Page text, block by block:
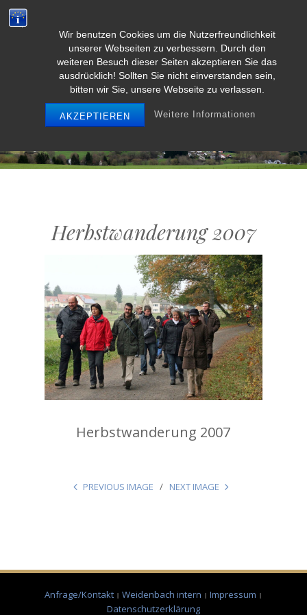
Wir benutzen Cookies um die Nutzerfreundlichkeit
unserer Webseiten zu verbessern. Durch den
weiteren Besuch dieser Seiten akzeptieren Sie das
ausdrücklich! Sollten Sie nicht einverstanden sein,
bitten wir Sie, unsere Webseite zu verlassen.
AKZEPTIEREN Weitere Informationen
Weidenbach/Eifel
MENU
Herbstwanderung 2007
Herbstwanderung 2007
PREVIOUS IMAGE NEXT IMAGE
Anfrage/Kontakt Weidenbach intern
Impressum
Datenschutzerklärung